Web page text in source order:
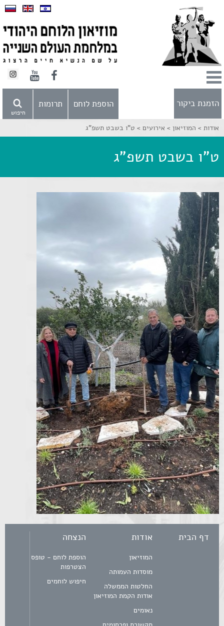
הזמנת ביקור
חיפוש
הוספת לוחם תרומות
אודות > המוזיאון > אירועים > ט"ו בשבט תשפ"ג
ט"ו בשבט תשפ"ג
דף הבית אודות
המוזיאון
מוסדות העמותה
החלטות הממשלה
אודות הקמת המוזיאון
נאומים
הנצחה
הוספת לוחם - טופס
הצטרפות
חיפוש לוחמים